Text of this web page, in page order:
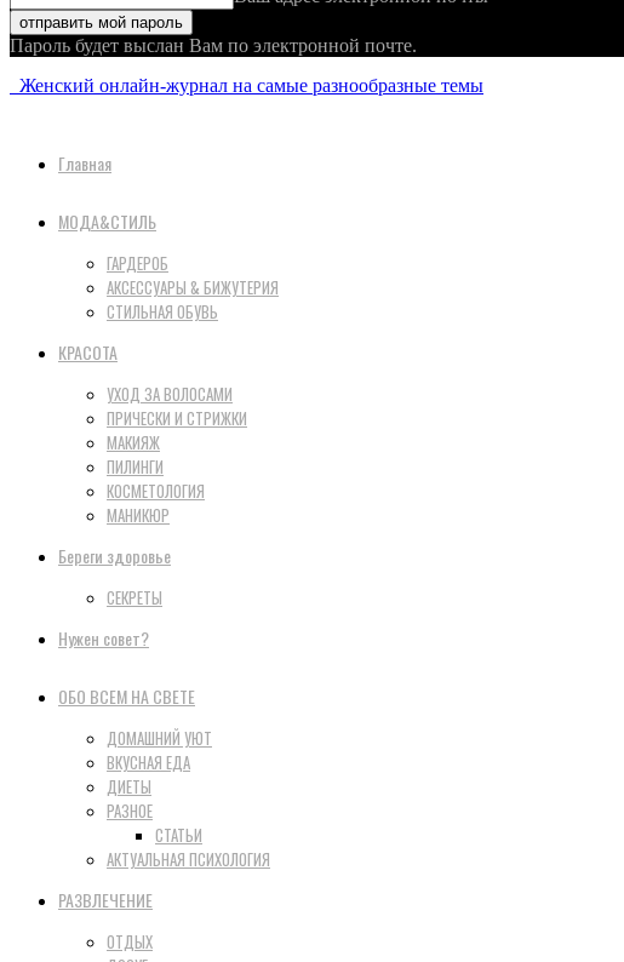
Пароль будет выслан Вам по электронной почте.
Женский онлайн-журнал на самые разнообразные темы
Главная
МОДА&СТИЛЬ
ГАРДЕРОБ
АКСЕССУАРЫ & БИЖУТЕРИЯ
СТИЛЬНАЯ ОБУВЬ
КРАСОТА
УХОД ЗА ВОЛОСАМИ
ПРИЧЕСКИ И СТРИЖКИ
МАКИЯЖ
ПИЛИНГИ
КОСМЕТОЛОГИЯ
МАНИКЮР
Береги здоровье
СЕКРЕТЫ
Нужен совет?
ОБО ВСЕМ НА СВЕТЕ
ДОМАШНИЙ УЮТ
ВКУСНАЯ ЕДА
ДИЕТЫ
РАЗНОЕ
СТАТЬИ
АКТУАЛЬНАЯ ПСИХОЛОГИЯ
РАЗВЛЕЧЕНИЕ
ОТДЫХ